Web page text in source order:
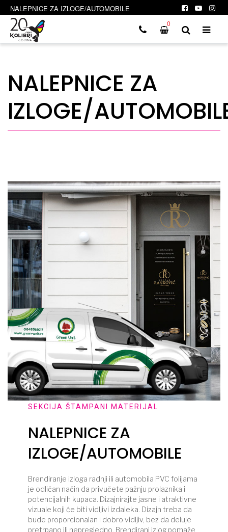
NALEPNICE ZA IZLOGE/AUTOMOBILE
0
NALEPNICE ZA
IZLOGE/
SEKCIJA ŠTAMPANI MATERIJAL
NALEPNICE ZA
IZLOGE/AUTOMOBILE
Brendiranje izloga radnji ili automobila PVC folijama
je odličan način da privučete pažnju prolaznika i
potencijalnih kupaca. Dizajnirajte jasne i atraktivne
vizuale koji će biti vidljivi izdaleka. Dizajn treba da
bude proporcionalan i dobro vidljiv, bez da deluje
pretrpano ili nepregledno. Brendirani izlog pomaže